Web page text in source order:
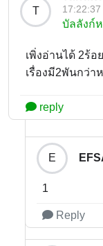
T
17:22:37
บัลลังก์
เพิ่งอ่านได้ 2ร้
เรื่องมี2พันกว่า
reply
E
1
Reply